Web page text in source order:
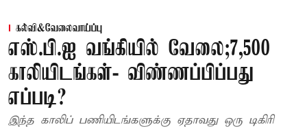
கல்வி&வேலைவாய்ப்பு
எஸ்.பி.ஐ வங்கியில் வேலை;7,500
காலியிடங்கள்- விண்ணப்பிப்பது
எப்படி?
இந்த காலிப் பணியிடங்களுக்கு ஏதாவது ஒரு டிகிரி